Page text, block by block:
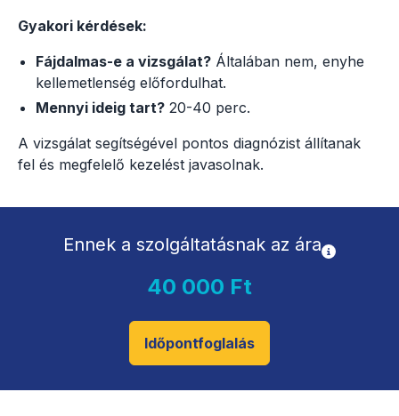
Gyakori kérdések:
Fájdalmas-e a vizsgálat? Általában nem, enyhe
kellemetlenség előfordulhat.
Mennyi ideig tart? 20-40 perc.
A vizsgálat segítségével pontos diagnózist állítanak
fel és megfelelő kezelést javasolnak.
Ennek a szolgáltatásnak az ára
40 000 Ft
Időpontfoglalás